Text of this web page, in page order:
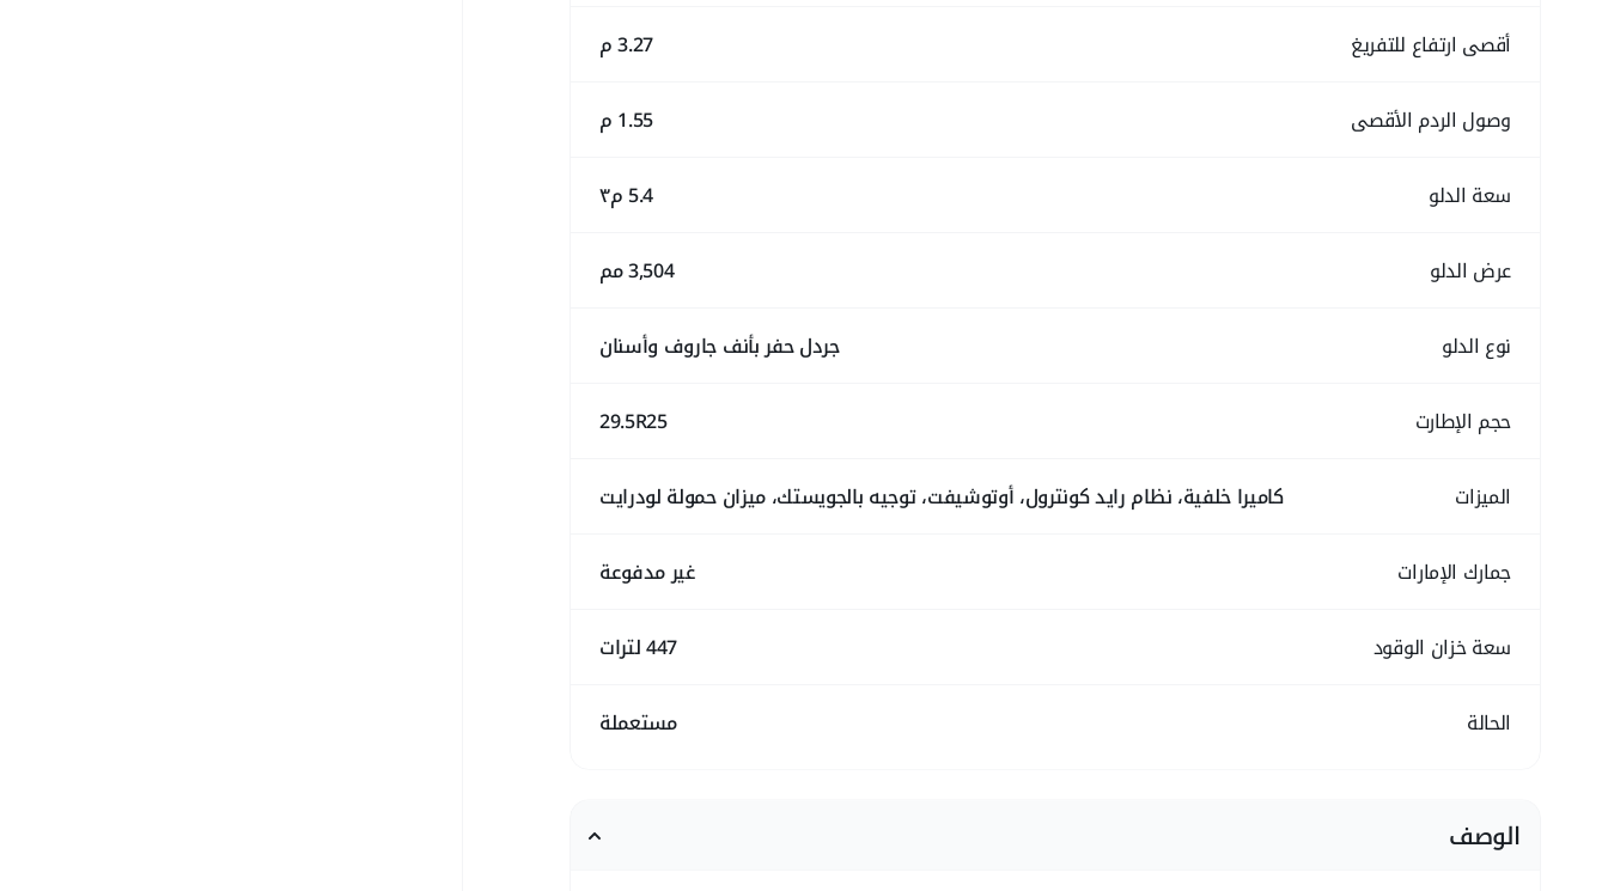
أقصى ارتفاع للتفريغ 3.27 م
وصول الردم الأقصى 1.55 م
سعة الدلو 5.4 م٣
عرض الدلو 3,504 مم
نوع الدلو جردل حفر بأنف جاروف وأسنان
حجم الإطارت 29.5R25
الميزات كاميرا خلفية، نظام رايد كونترول، أوتوشيفت، توجيه بالجويستك، ميزان حمولة لودرايت
جمارك الإمارات غير مدفوعة
سعة خزان الوقود 447 لترات
الحالة مستعملة
الوصف